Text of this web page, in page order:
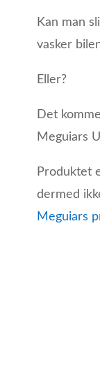
Kan man
vasker
Eller?
Det
Meguiars
Produktet
dermed
Meguiars